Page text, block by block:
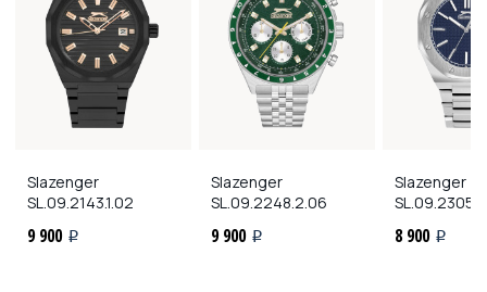
Slazenger
SL.09.2143.1.02
9 900 i
Slazenger
SL.09.2248.2.06
9 900 i
Slazenger
8 900 i